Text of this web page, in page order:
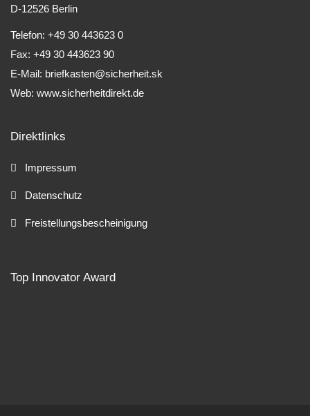
D-12526 Berlin
Telefon: +49 30 443623 0
Fax: +49 30 443623 90
E-Mail: briefkasten@sicherheit.sk
Web: www.sicherheitdirekt.de
Direktlinks
Impressum
Datenschutz
Freistellungsbescheinigung
Top Innovator Award